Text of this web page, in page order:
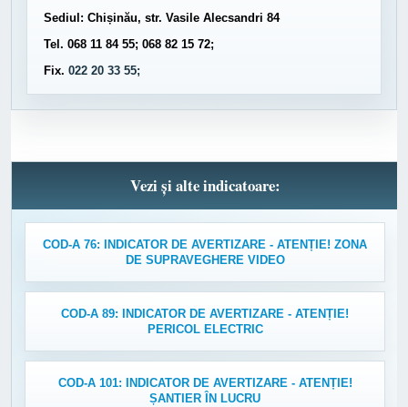
Sediul: Chișinău, str. Vasile Alecsandri 84
Tel. 068 11 84 55; 068 82 15 72;
Fix. 022 20 33 55;
Vezi și alte indicatoare:
COD-A 76: INDICATOR DE AVERTIZARE - ATENȚIE! ZONA
DE SUPRAVEGHERE VIDEO
COD-A 89: INDICATOR DE AVERTIZARE - ATENȚIE!
PERICOL ELECTRIC
COD-A 101: INDICATOR DE AVERTIZARE - ATENȚIE!
ȘANTIER ÎN LUCRU